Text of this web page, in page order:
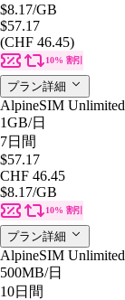
$8.17/GB
$57.17
(CHF 46.45)
10% 割引
プラン詳細
AlpineSIM
1GB/日
7日間
$57.17
CHF 46.45
$8.17/GB
10% 割引
プラン詳細
AlpineSIM
500MB/日
10日間